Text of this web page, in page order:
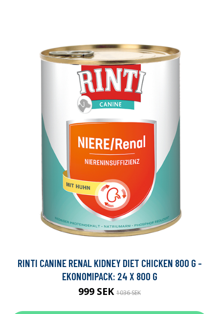
RINTI CANINE RENAL KIDNEY DIET CHICKEN 800 G -
EKONOMIPACK: 24 X 800 G
999 SEK 1036 SEK